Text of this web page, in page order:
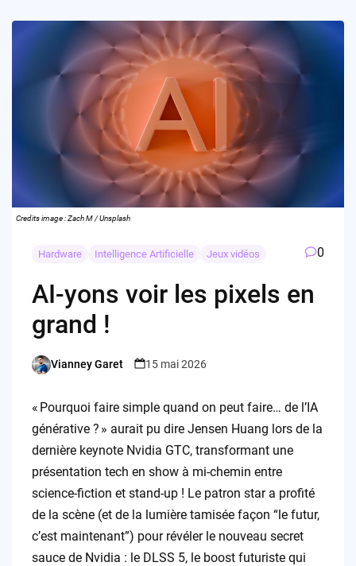
Credits image : Zach M / Unsplash
Hardware Intelligence Artificielle Jeux vidéos 0
AI-yons voir les pixels en
grand !
Posted
Vianney Garet 15 mai 2026
« Pourquoi faire simple quand on peut faire… de l’IA
générative ? » aurait pu dire Jensen Huang lors de la
dernière keynote Nvidia GTC, transformant une
présentation tech en show à mi-chemin entre
science-fiction et stand-up ! Le patron star a profité
de la scène (et de la lumière tamisée façon “le futur,
c’est maintenant”) pour révéler le nouveau secret
sauce de Nvidia : le DLSS 5, le boost futuriste qui